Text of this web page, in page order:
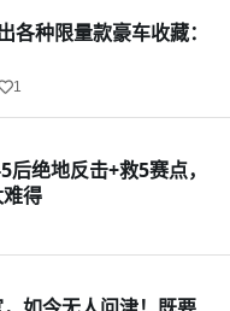
各种限量款豪车收藏：
1
绝地反击+救5赛点，
得